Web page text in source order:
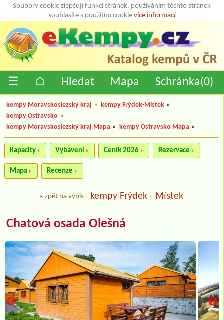
Soubory cookie zlepšují funkci stránek, používáním těchto stránek
souhlasíte s použitím cookie více informací
☰ ⌂ Hledat Mapa Schránka(0)
kempy Moravskoslezský kraj » kempy Frýdek-Místek »
kempy Ostravsko »
kempy Moravskoslezský kraj Mapa » kempy Ostravsko Mapa »
Kapacity Vybavení Ceník 2026 Rezervace
Mapa Recenze
« zpět na výpis kempy Frýdek - Místek
Chatová osada Olešná